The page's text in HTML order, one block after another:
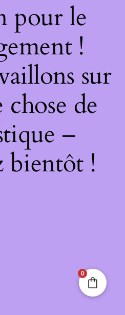
pour le
!
sur
de
–
bientôt !
0